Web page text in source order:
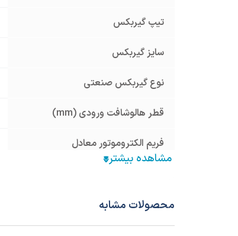
تیپ گیربکس
سایز گیربکس
نوع گیربکس صنعتی
قطر هالوشافت ورودی (mm)
فریم الکتروموتور معادل
جنس پوسته
محصولات مشابه